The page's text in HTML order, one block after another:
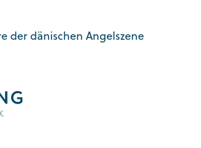
der dänischen Angelszene